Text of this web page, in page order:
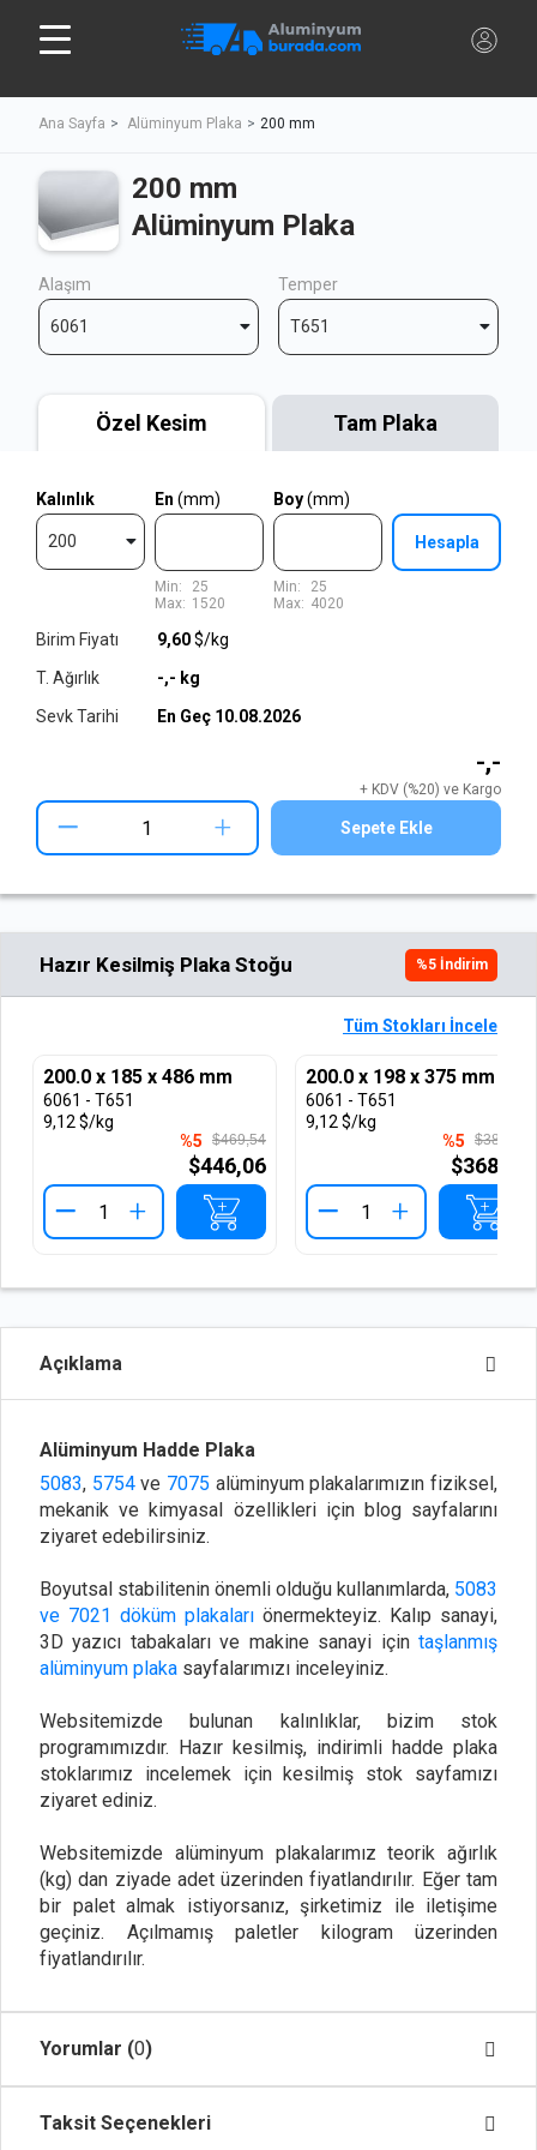
Ana Sayfa Alüminyum Plaka 200 mm
200 mm
Alüminyum Plaka
Alaşım
6061
Temper
T651
Özel Kesim Tam Plaka
Kalınlık
200
En (mm)
Min:
Max:
25
1520
Boy(mm)
Min:
Max:
25
4020
Hesapla
-,-
+ KDV (%20) ve Kargo
Birim Fiyatı
T. Ağırlık
Sevk Tarihi
9,60$/kg
-,- kg
En Geç 10.08.2026
+ Sepete Ekle
Hazır Kesilmiş Plaka Stoğu %5İndirim
Tüm Stokları İncele
200.0 x 185 x 486 mm
6061 - T651
9,12 $/kg
%5
$469,54
$446,06
+
200.0 x 198 x 375 mm
6061 - T651
9,12 $/kg
%5
$387,74
$368,36
+
Açıklama
Alüminyum Hadde Plaka
5083, 5754ve 7075 alüminyum plakalarımızın fiziksel,
mekanik ve kimyasal özellikleri için blog sayfalarını
ziyaret edebilirsiniz.
Boyutsal stabilitenin önemli olduğu kullanımlarda, 5083
ve 7021 döküm plakaları önermekteyiz. Kalıp sanayi,
3D yazıcı tabakaları ve makine sanayi için taşlanmış
alüminyum plaka sayfalarımızı inceleyiniz.
Websitemizde bulunan kalınlıklar, bizim stok
programımızdır. Hazır kesilmiş, indirimli hadde plaka
stoklarımız incelemek için kesilmiş stok sayfamızı
ziyaret ediniz.
Websitemizde alüminyum plakalarımız teorik ağırlık
(kg) dan ziyade adet üzerinden fiyatlandırılır. Eğer tam
bir palet almak istiyorsanız, şirketimiz ile iletişime
geçiniz. Açılmamış paletler kilogram üzerinden
fiyatlandırılır.
Yorumlar (0)
Taksit Seçenekleri